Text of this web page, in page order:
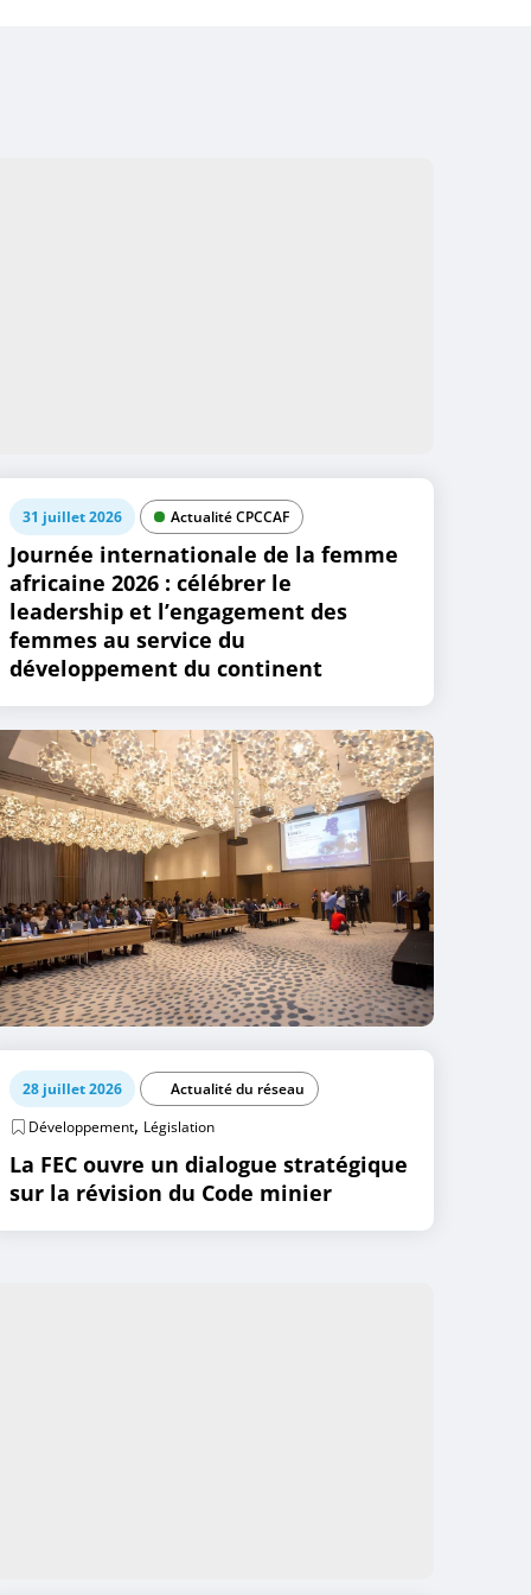
31 juillet 2026 Actualité CPCCAF
Journée internationale de la femme
africaine 2026 : célébrer le
leadership et l’engagement des
femmes au service du
développement du continent
28 juillet 2026
Actualité du réseau
Développement, Législation
La FEC ouvre un dialogue stratégique
sur la révision du Code minier